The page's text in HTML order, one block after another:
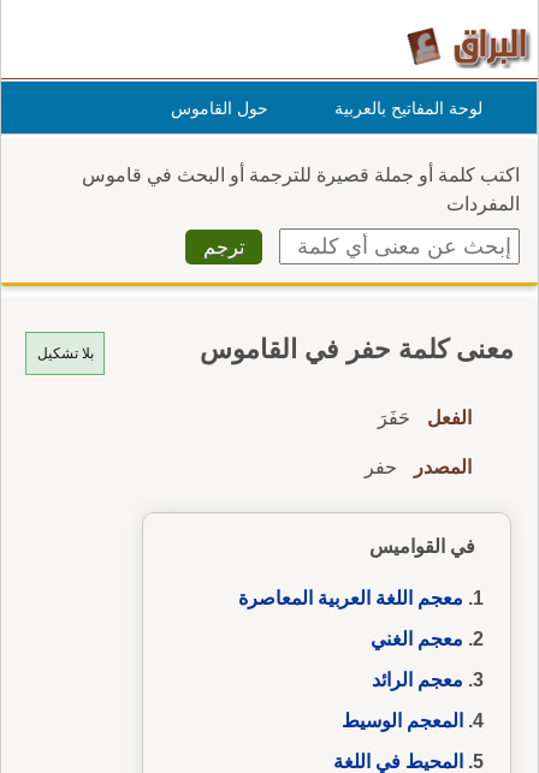
لوحة المفاتيح بالعربية حول القاموس
اكتب كلمة أو جملة قصيرة للترجمة أو البحث في قاموس
المفردات
بلا تشكيل معنى كلمة حفر في القاموس
الفعل حَفَرَ
المصدر حفر
في القواميس
معجم اللغة العربية المعاصرة
معجم الغني
معجم الرائد
المعجم الوسيط
المحيط في اللغة